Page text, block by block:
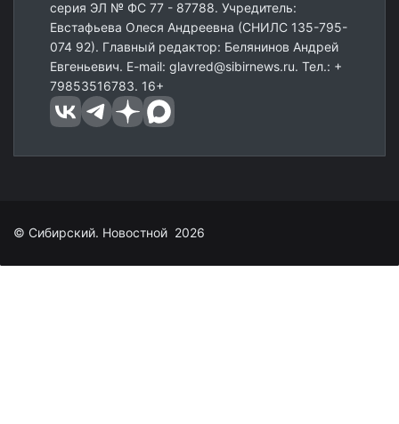
серия ЭЛ № ФС 77 - 87788. Учредитель:
Евстафьева Олеся Андреевна (СНИЛС 135-795-
074 92). Главный редактор: Белянинов Андрей
Евгеньевич. E-mail: glavred@sibirnews.ru. Тел.: +
79853516783. 16+
© Сибирский. Новостной 2026